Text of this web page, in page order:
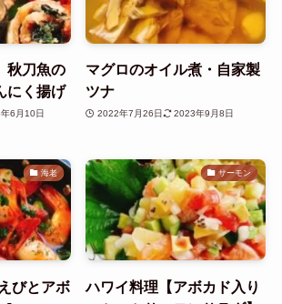
秋刀魚の
にく揚げ
6月10日
マグロのオイル煮・自家製
ツナ
2022年7月26日 2023年9月8日
海老
びとアボ
サーモン
ハワイ料理【アボカド入り